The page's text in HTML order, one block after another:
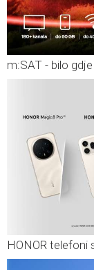
m:SAT - bilo
HONOR telefoni